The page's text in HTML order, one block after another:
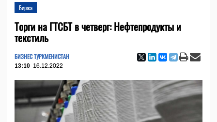
Биржа
Торги на ГТСБТ в четверг: Нефтепродукты и
текстиль
БИЗНЕС ТУРКМЕНИСТАН
13:10 16.12.2022